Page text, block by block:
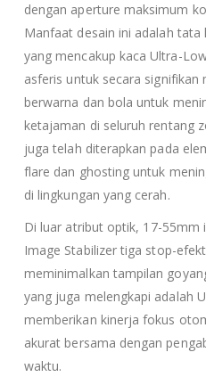
dengan aperture maksimum
Manfaat desain ini adalah
yang mencakup kaca Ultra-
asferis untuk secara signifikan
berwarna dan bola untuk
ketajaman di seluruh rentang
juga telah diterapkan pada
flare dan ghosting untuk
di lingkungan yang cerah.
Di luar atribut optik, 17-55mm
Image Stabilizer tiga stop-
meminimalkan tampilan
yang juga melengkapi adalah
memberikan kinerja fokus
akurat bersama dengan
waktu.